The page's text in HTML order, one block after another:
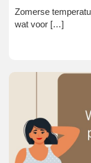
Zomerse
wat voor […]